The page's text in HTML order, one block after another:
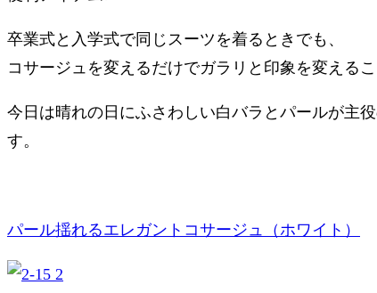
卒業式と入学式で同じスーツを着るときでも、
コサージュを変えるだけでガラリと印象を変える
今日は晴れの日にふさわしい白バラとパールが主
す。
パール揺れるエレガントコサージュ（ホワイト）